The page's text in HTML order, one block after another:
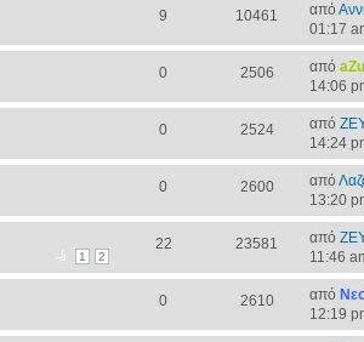
9 10461 από
01:17
0 2506 απόaZu
14:06
0 2524 από
14:24
0 2600 από
13:20
1 2
22 23581 από
11:46
0 2610 από
12:19